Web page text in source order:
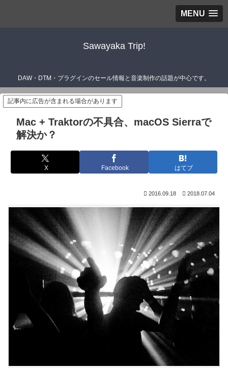
MENU
Sawayaka Trip!
DAW・DTM・プラグインのセール情報と音楽制作の話題が中心です。
記事内に広告が含まれる場合があります
Mac + Traktorの不具合、macOS Sierraで
解決か？
X Facebook はてブ
2016.09.18 2018.07.04